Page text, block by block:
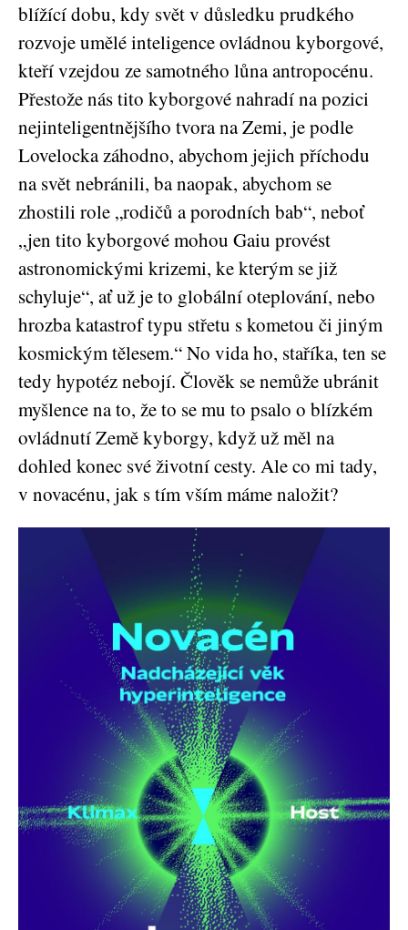
blížící dobu, kdy svět v důsledku prudkého
rozvoje umělé inteligence ovládnou kyborgové,
kteří vzejdou ze samotného lůna antropocénu.
Přestože nás tito kyborgové nahradí na pozici
nejinteligentnějšího tvora na Zemi, je podle
Lovelocka záhodno, abychom jejich příchodu
na svět nebránili, ba naopak, abychom se
zhostili role „rodičů a porodních bab“, neboť
„jen tito kyborgové mohou Gaiu provést
astronomickými krizemi, ke kterým se již
schyluje“, ať už je to globální oteplování, nebo
hrozba katastrof typu střetu s kometou či jiným
kosmickým tělesem.“ No vida ho, staříka, ten se
tedy hypotéz nebojí. Člověk se nemůže ubránit
myšlence na to, že to se mu to psalo o blízkém
ovládnutí Země kyborgy, když už měl na
dohled konec své životní cesty. Ale co mi tady,
v novacénu, jak s tím vším máme naložit?